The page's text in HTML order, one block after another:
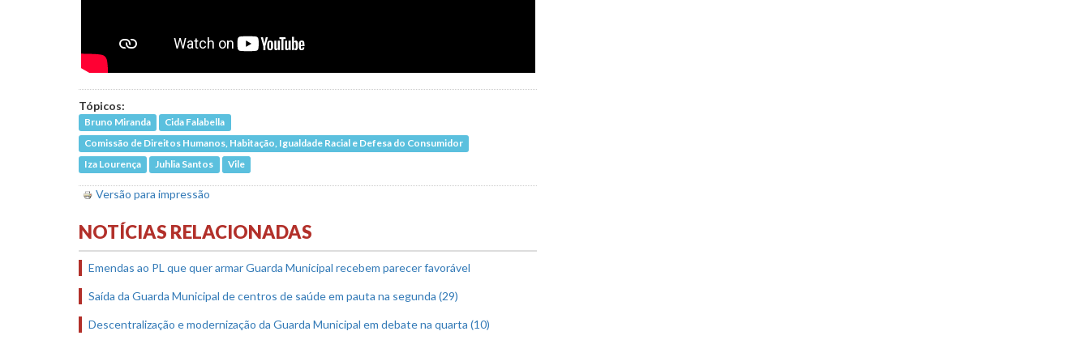
Tópicos:
Bruno Miranda
Cida Falabella
Comissão de Direitos Humanos, Habitação, Igualdade Racial e Defesa do Consumidor
Iza Lourença
Juhlia Santos Vile
Versão para impressão
NOTÍCIAS RELACIONADAS
Emendas ao PL que quer armar Guarda Municipal recebem parecer favorável
Saída da Guarda Municipal de centros de saúde em pauta na segunda (29)
Descentralização e modernização da Guarda Municipal em debate na quarta (10)